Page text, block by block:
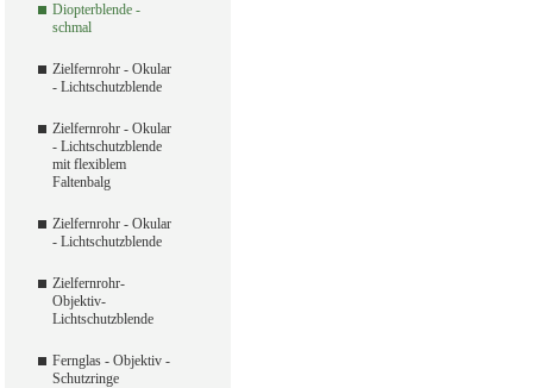
Diopterblende -
schmal
Zielfernrohr - Okular
- Lichtschutzblende
Zielfernrohr - Okular
- Lichtschutzblende
mit flexiblem
Faltenbalg
Zielfernrohr - Okular
- Lichtschutzblende
Zielfernrohr-
Objektiv-
Lichtschutzblende
Fernglas - Objektiv -
Schutzringe